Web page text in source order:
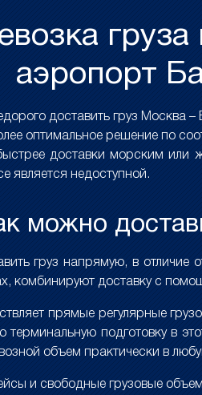
аэропорт
доставить груз Москва –
оптимальное решение по
доставки морским
является недоступной.
можно
груз напрямую, в
комбинируют доставку с
прямые регулярные
терминальную подготовку в
объем практически в
и свободные грузовые